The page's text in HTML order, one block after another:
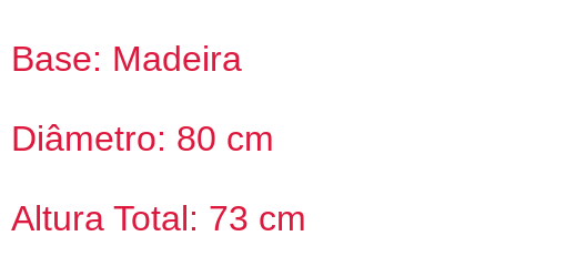
Base: Madeira
Diâmetro: 80 cm
Altura Total: 73 cm